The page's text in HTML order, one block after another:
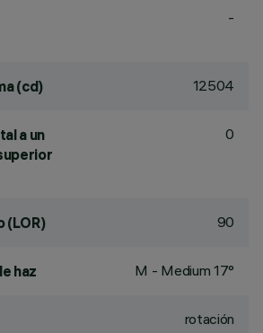
-
(cd) 12504
a un
0
(LOR) 90
haz M - Medium 17°
rotación